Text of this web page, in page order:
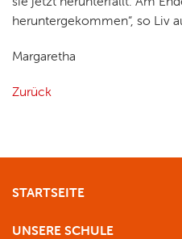
heruntergekommen“, so Liv
Margaretha
Zurück
STARTSEITE
UNSERE SCHULE